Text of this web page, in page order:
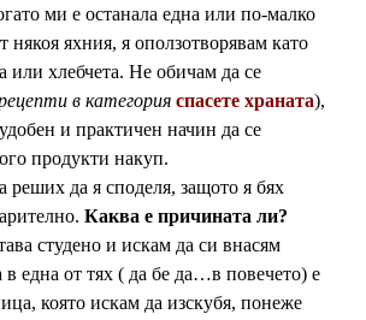
ми е останала една или по-малко
някоя яхния, я оползотворявам като
или хлебчета. Не обичам да се
в категория спасете храната),
и практичен начин да се
продукти накуп.
реших да я споделя, защото я бях
Каква е причината ли?
студено и искам да си внасям
в една от тях ( да бе да…в повечето) е
която искам да изскубя, понеже